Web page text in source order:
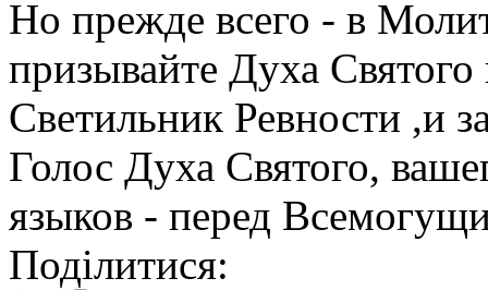
Но прежде всего - в
призывайте Духа
Светильник Ревности ,и
Голос Духа Святого,
языков - перед
Поділитися: